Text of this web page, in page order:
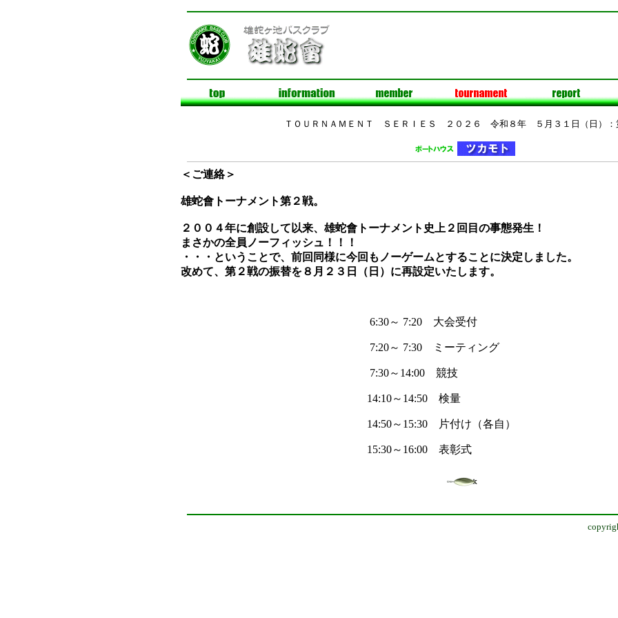
ＴＯＵＲＮＡＭＥＮＴ ＳＥＲＩＥＳ ２０２６ 令和８年 ５月３１日（日）：
＜ご連絡＞
雄蛇會トーナメント第２戦。
２００４年に創設して以来、雄蛇會トーナメント史上２回目の事態発生！
まさかの全員ノーフィッシュ！！！
・・・ということで、前回同様に今回もノーゲームとすることに決定しました。
改めて、第２戦の振替を８月２３日（日）に再設定いたします。
6:30～ 7:20 大会受付
7:20～ 7:30 ミーティング
7:30～14:00 競技
14:10～14:50 検量
14:50～15:30 片付け（各自）
15:30～16:00 表彰式